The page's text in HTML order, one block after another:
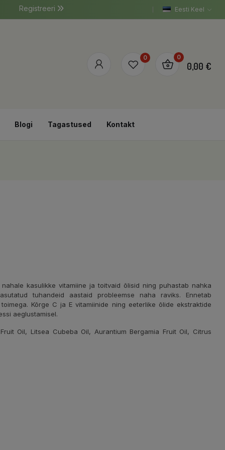
Eesti Keel
Registreeri
0 0
0,00 €
Blogi Tagastused Kontakt
kasulikke vitamiine ja toitvaid õlisid ning puhastab nahka
tuhandeid aastaid probleemse naha raviks. Ennetab
Kõrge C ja E vitamiinide ning eeterlike õlide ekstraktide
aeglustamisel.
Oil, Litsea Cubeba Oil, Aurantium Bergamia Fruit Oil, Citrus